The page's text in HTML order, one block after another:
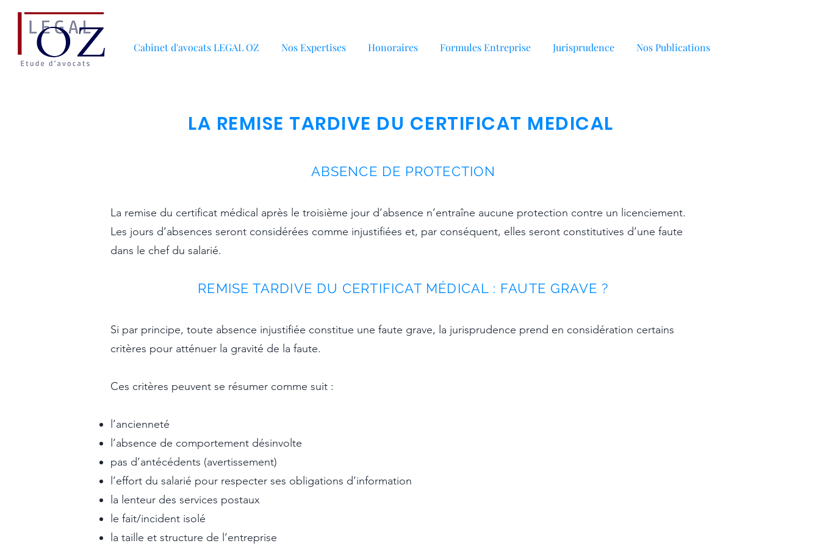
Cabinet d'avocats LEGAL OZ Nos Expertises Honoraires Formules Entreprise Jurisprudence Nos Publications
LA REMISE TARDIVE DU CERTIFICAT MEDICAL
ABSENCE DE PROTECTION
La remise du certificat médical après le troisième jour d’absence n’entraîne aucune protection contre un licenciement.
​Les jours d’absences seront considérées comme injustifiées et, par conséquent, elles seront constitutives d’une faute
dans le chef du salarié.
REMISE TARDIVE DU CERTIFICAT MÉDICAL : FAUTE GRAVE ?
​Si par principe, toute absence injustifiée constitue une faute grave, la jurisprudence prend en considération certains
critères pour atténuer la gravité de la faute.
Ces critères peuvent se résumer comme suit :​
l’ancienneté
l’absence de comportement désinvolte
pas d’antécédents (avertissement)
l’effort du salarié pour respecter ses obligations d’information
la lenteur des services postaux
le fait/incident isolé
la taille et structure de l’entreprise